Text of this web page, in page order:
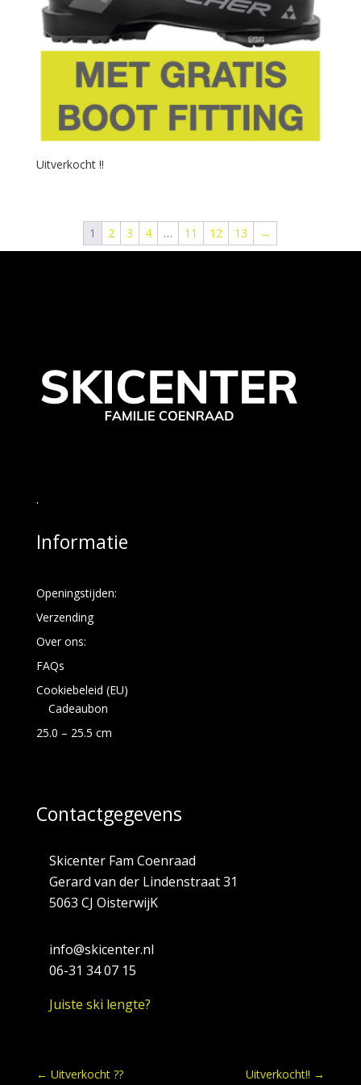
Uitverkocht !!
1 2 3 4 … 11 12 13 →
.
Informatie
Openingstijden:
Verzending
Over ons:
FAQs
Cookiebeleid (EU)
Cadeaubon
25.0 – 25.5 cm
Contactgegevens
Skicenter Fam Coenraad
Gerard van der Lindenstraat 31
5063 CJ OisterwijK
info@skicenter.nl
06-31 34 07 15
Juiste ski lengte?
← Uitverkocht ?? Uitverkocht!! →